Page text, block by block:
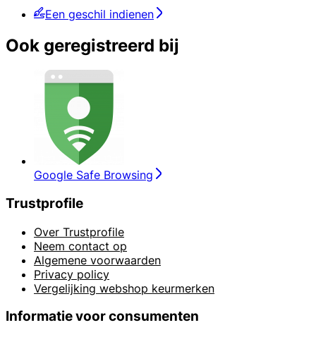
Een geschil indienen
Ook geregistreerd bij
Google Safe Browsing
Trustprofile
Over Trustprofile
Neem contact op
Algemene voorwaarden
Privacy policy
Vergelijking webshop keurmerken
Informatie voor consumenten